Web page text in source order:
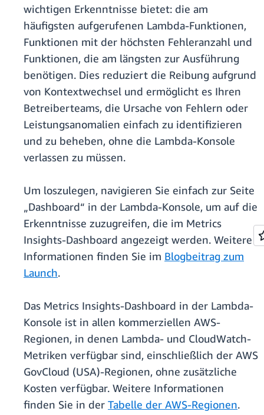
wichtigen Erkenntnisse bietet: die am
häufigsten aufgerufenen Lambda-Funktionen,
Funktionen mit der höchsten Fehleranzahl und
Funktionen, die am längsten zur Ausführung
benötigen. Dies reduziert die Reibung aufgrund
von Kontextwechsel und ermöglicht es Ihren
Betreiberteams, die Ursache von Fehlern oder
Leistungsanomalien einfach zu identifizieren
und zu beheben, ohne die Lambda-Konsole
verlassen zu müssen.
Um loszulegen, navigieren Sie einfach zur Seite
„Dashboard“ in der Lambda-Konsole, um auf die
Erkenntnisse zuzugreifen, die im Metrics
Insights-Dashboard angezeigt werden. Weitere
Informationen finden Sie im Blogbeitrag zum
Launch.
Das Metrics Insights-Dashboard in der Lambda-
Konsole ist in allen kommerziellen AWS-
Regionen, in denen Lambda- und CloudWatch-
Metriken verfügbar sind, einschließlich der AWS
GovCloud (USA)-Regionen, ohne zusätzliche
Kosten verfügbar. Weitere Informationen
finden Sie in der Tabelle der AWS-Regionen.